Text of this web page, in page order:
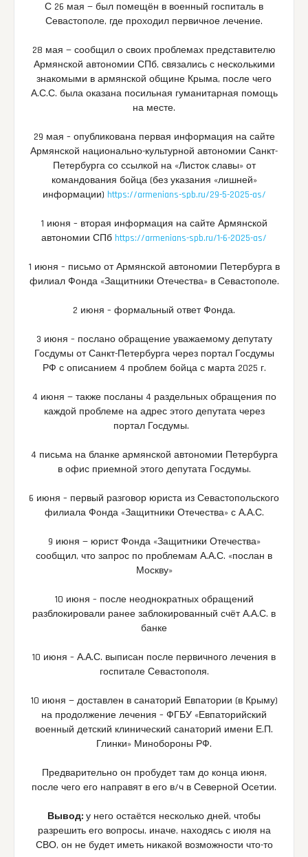
С 26 мая — был помещён в военный госпиталь в
Севастополе, где проходил первичное лечение.
28 мая — сообщил о своих проблемах представителю
Армянской автономии СПб, связались с несколькими
знакомыми в армянской общине Крыма, после чего
А.С.С. была оказана посильная гуманитарная помощь
на месте.
29 мая – опубликована первая информация на сайте
Армянской национально-культурной автономии Санкт-
Петербурга со ссылкой на «Листок славы» от
командования бойца (без указания «лишней»
информации) https://armenians-spb.ru/29-5-2025-as/
1 июня – вторая информация на сайте Армянской
автономии СПб https://armenians-spb.ru/1-6-2025-as/
1 июня – письмо от Армянской автономии Петербурга в
филиал Фонда «Защитники Отечества» в Севастополе.
2 июня – формальный ответ Фонда.
3 июня – послано обращение уважаемому депутату
Госдумы от Санкт-Петербурга через портал Госдумы
РФ с описанием 4 проблем бойца с марта 2025 г.
4 июня — также посланы 4 раздельных обращения по
каждой проблеме на адрес этого депутата через
портал Госдумы.
4 письма на бланке армянской автономии Петербурга
в офис приемной этого депутата Госдумы.
6 июня – первый разговор юриста из Севастопольского
филиала Фонда «Защитники Отечества» с А.А.С.
9 июня — юрист Фонда «Защитники Отечества»
сообщил, что запрос по проблемам А.А.С. «послан в
Москву»
10 июня – после неоднократных обращений
разблокировали ранее заблокированный счёт А.А.С. в
банке
10 июня – А.А.С. выписан после первичного лечения в
госпитале Севастополя.
10 июня — доставлен в санаторий Евпатории (в Крыму)
на продолжение лечения – ФГБУ «Евпаторийский
военный детский клинический санаторий имени Е.П.
Глинки» Минобороны РФ.
Предварительно он пробудет там до конца июня,
после чего его направят в его в/ч в Северной Осетии.
Вывод: у него остаётся несколько дней, чтобы
разрешить его вопросы, иначе, находясь с июля на
СВО, он не будет иметь никакой возможности что-то